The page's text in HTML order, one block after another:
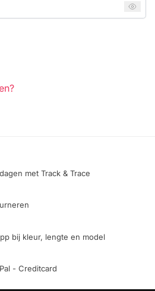
met Track & Trace
bij kleur, lengte en model
- Creditcard